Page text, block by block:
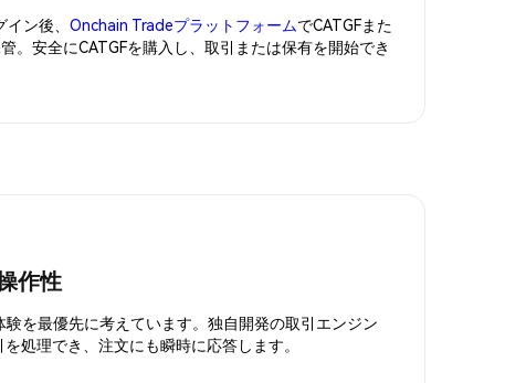
ン後、 Onchain TradeプラットフォームでCATGFまた
。安全にCATGFを購入し、取引または保有を開始でき
作性
を最優先に考えています。独自開発の取引エンジン
処理でき、注文にも瞬時に応答します。